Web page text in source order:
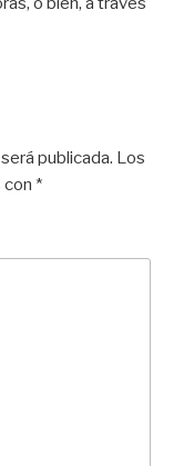
publicada. Los
*